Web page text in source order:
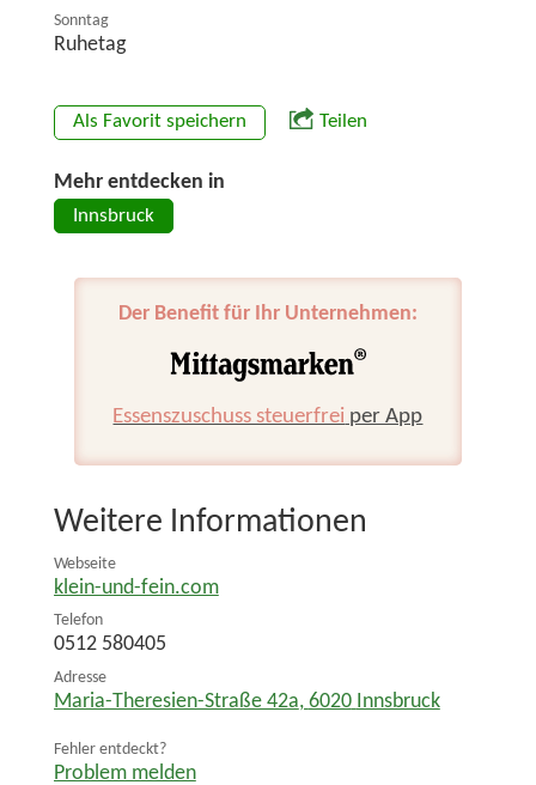
Sonntag
Ruhetag
Als Favorit speichern Teilen
Mehr entdecken in
Innsbruck
Der Benefit für Ihr Unternehmen:
Essenszuschuss steuerfrei per App
Weitere Informationen
Webseite
klein-und-fein.com
Telefon
0512 580405
Adresse
Maria-Theresien-Straße 42a, 6020 Innsbruck
Fehler entdeckt?
Problem melden